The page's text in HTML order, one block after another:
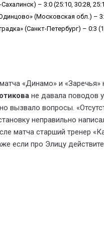
– 3:0 (25:10, 30:28,
(Московская обл.) –
(Санкт-Петербург) – 0:3
«Динамо» и
не давала поводов
вызвало вопросы.
неправильно
матча старший тренер
если про Элицу